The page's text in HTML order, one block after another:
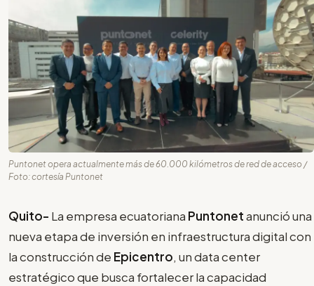
Puntonet opera actualmente más de 60.000 kilómetros de red de acceso /
Foto: cortesía Puntonet
Quito- La empresa ecuatoriana Puntonetanunció una
nueva etapa de inversión en infraestructura digital con
la construcción de Epicentro, un data center
estratégico que busca fortalecer la capacidad